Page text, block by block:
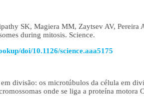
SK, Magiera MM, Zaytsev AV,
during mitosis. Science.
doi/10.1126/science.aaa5175
divisão: os microtúbulos da célula em
onde se liga a proteína